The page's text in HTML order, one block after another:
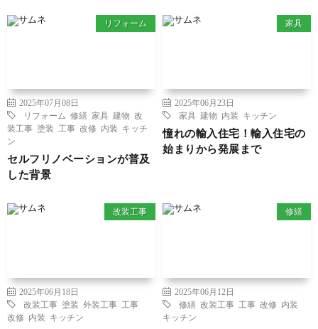
リフォーム
2025年07月08日
リフォーム
修繕 家具 建物 改
装工事 塗装 工事 改修 内装
キッチ
ン
セルフリノベーションが普及
した背景
家具
2025年06月23日
家具 建物 内装 キッチン
憧れの輸入住宅！輸入住宅の
始まりから発展まで
改装工事
2025年06月18日
改装工事 塗装 外装工事 工事
改修
内装 キッチン
修繕
2025年06月12日
修繕 改装工事 工事 改修
内装
キッチン